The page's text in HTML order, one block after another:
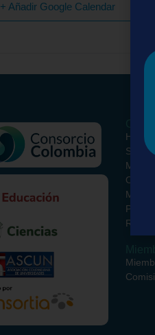
+ Añadir Google Calendar
Historia
Somos
Misión